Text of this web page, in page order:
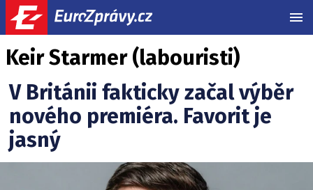
Keir Starmer (labouristi)
V Británii fakticky začal výběr
nového premiéra. Favorit je
jasný